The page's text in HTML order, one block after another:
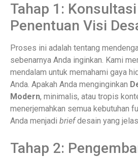
Tahap 1:
Penentuan Visi
Proses ini adalah tentang
sebenarnya Anda inginkan. Kami
mendalam untuk memahami gaya
Anda. Apakah Anda menginginkan
Modern, minimalis, atau tropis
menerjemahkan semua kebutuhan
Anda menjadi briefdesain yang
Tahap 2: